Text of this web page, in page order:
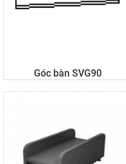
Góc bàn SVG90